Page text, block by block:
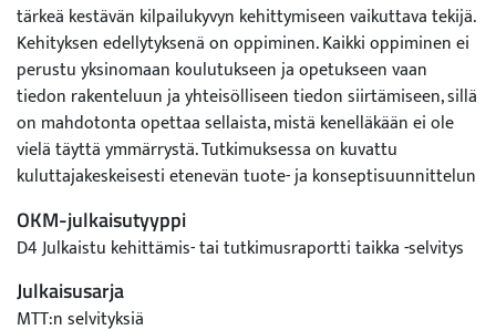
tärkeä kestävän kilpailukyvyn kehittymiseen vaikuttava tekijä.
Kehityksen edellytyksenä on oppiminen. Kaikki oppiminen ei
perustu yksinomaan koulutukseen ja opetukseen vaan
tiedon rakenteluun ja yhteisölliseen tiedon siirtämiseen, sillä
on mahdotonta opettaa sellaista, mistä kenelläkään ei ole
vielä täyttä ymmärrystä. Tutkimuksessa on kuvattu
kuluttajakeskeisesti etenevän tuote- ja konseptisuunnittelun
ja tutkijoiden näkökulmasta. Tutkimus noudattaa empiirisen
pitkittäistutkimuksen strategiaa ja siinä kuvataan ajallisesti
etenevää prosessia, jonka avulla kuluttajatutkimustietoa
viedään tuotekehityksen kautta konseptisuunnitteluun ja
OKM-julkaisutyyppi
D4 Julkaistu kehittämis- tai tutkimusraportti taikka -selvitys
Julkaisusarja
MTT:n selvityksiä